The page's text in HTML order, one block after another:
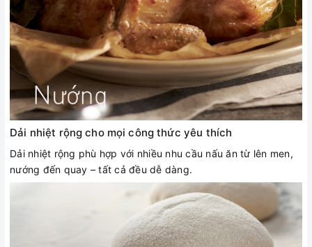
Dải nhiệt rộng cho mọi công thức yêu thích
Dải nhiệt rộng phù hợp với nhiều nhu cầu nấu ăn từ lên men,
nướng đến quay – tất cả đều dễ dàng.